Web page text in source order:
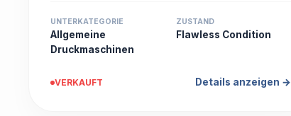
UNTERKATEGORIE
Allgemeine
Druckmaschinen
ZUSTAND
Flawless Condition
VERKAUFT Details anzeigen →